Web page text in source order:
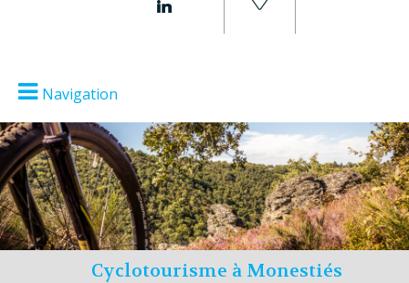
Navigation
Cyclotourisme à Monestiés